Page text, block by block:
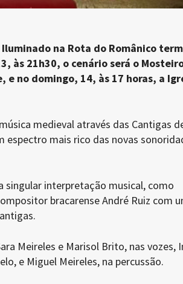
Iluminado na Rota do Românico
às 21h30, o cenário será o
e no domingo, 14, às 17 horas, a
medieval através das Cantigas
espectro mais rico das novas
singular interpretação musical, como
bracarense André Ruiz com
Meireles e Marisol Brito, nas vozes,
e Miguel Meireles, na percussão.